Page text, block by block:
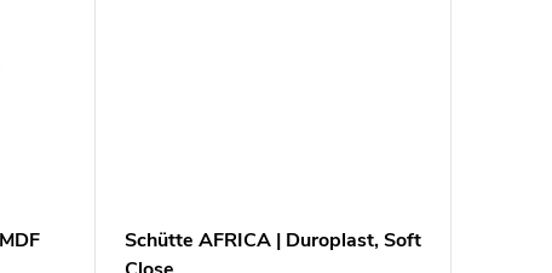
Schütte AFRICA | Duroplast, Soft